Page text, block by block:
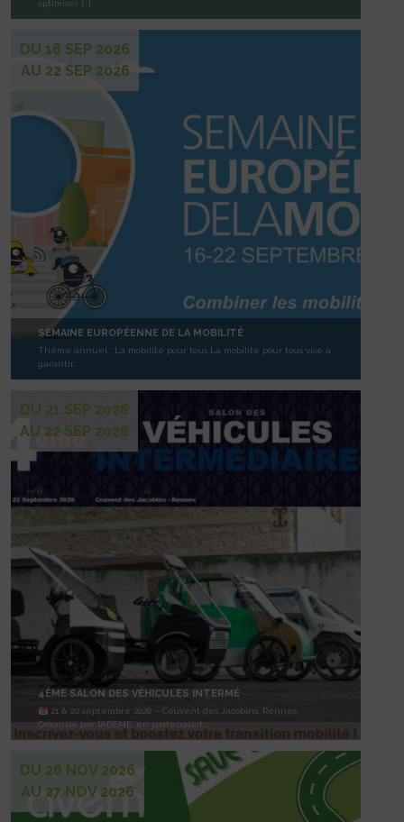
optimiser […]
DU 16 SEP 2026
AU 22 SEP 2026
SEMAINE EUROPÉENNE DE LA MOBILITÉ
Thème annuel : La mobilité pour tous La mobilité pour tous vise à
garantir...
DU 21 SEP 2026
AU 22 SEP 2026
4ÈME SALON DES VÉHICULES INTERMÉ
21 & 22 septembre 2026 – Couvent des Jacobins, Rennes
Organisé par l’ADEME, en partenariat...
DU 26 NOV 2026
AU 27 NOV 2026